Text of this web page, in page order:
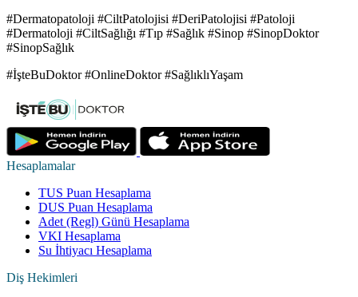
#Dermatopatoloji #CiltPatolojisi #DeriPatolojisi #Patoloji
#Dermatoloji #CiltSağlığı #Tıp #Sağlık #Sinop #SinopDoktor
#SinopSağlık
#İşteBuDoktor #OnlineDoktor #SağlıklıYaşam
Hesaplamalar
TUS Puan Hesaplama
DUS Puan Hesaplama
Adet (Regl) Günü Hesaplama
VKI Hesaplama
Su İhtiyacı Hesaplama
Diş Hekimleri